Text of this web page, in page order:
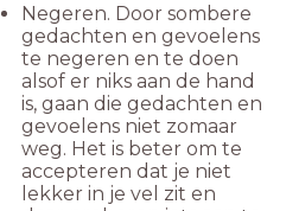
Negeren. Door sombere
gedachten en gevoelens
te negeren en te doen
alsof er niks aan de hand
is, gaan die gedachten en
gevoelens niet zomaar
weg. Het is beter om te
accepteren dat je niet
lekker in je vel zit en